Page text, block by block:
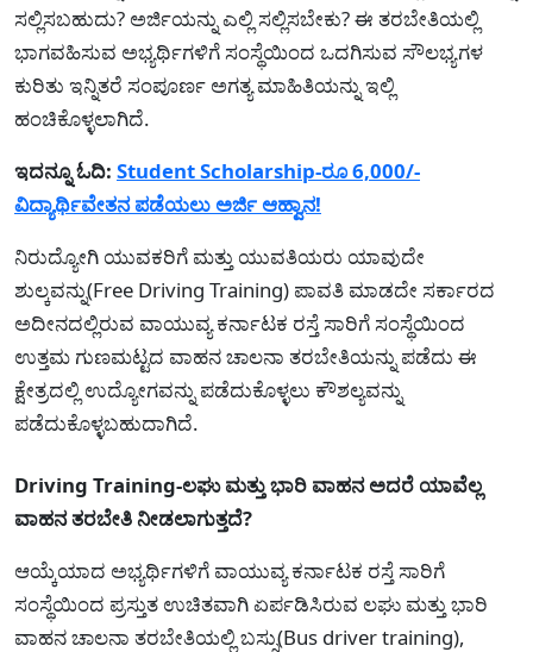
ಸಲ್ಲಿಸಬಹುದು? ಅರ್ಜಿಯನ್ನು ಎಲ್ಲಿ ಸಲ್ಲಿಸಬೇಕು? ಈ ತರಬೇತಿಯಲ್ಲಿ
ಭಾಗವಹಿಸುವ ಅಭ್ಯರ್ಥಿಗಳಿಗೆ ಸಂಸ್ಥೆಯಿಂದ ಒದಗಿಸುವ ಸೌಲಭ್ಯಗಳ
ಕುರಿತು ಇನ್ನಿತರೆ ಸಂಪೂರ್ಣ ಅಗತ್ಯ ಮಾಹಿತಿಯನ್ನು ಇಲ್ಲಿ
ಹಂಚಿಕೊಳ್ಳಲಾಗಿದೆ.
ಇದನ್ನೂ ಓದಿ: Student Scholarship-ರೂ 6,000/-
ವಿದ್ಯಾರ್ಥಿವೇತನ ಪಡೆಯಲು ಅರ್ಜಿ ಆಹ್ವಾನ!
ನಿರುದ್ಯೋಗಿ ಯುವಕರಿಗೆ ಮತ್ತು ಯುವತಿಯರು ಯಾವುದೇ
ಶುಲ್ಕವನ್ನು(Free Driving Training) ಪಾವತಿ ಮಾಡದೇ ಸರ್ಕಾರದ
ಅದೀನದಲ್ಲಿರುವ ವಾಯುವ್ಯ ಕರ್ನಾಟಕ ರಸ್ತೆ ಸಾರಿಗೆ ಸಂಸ್ಥೆಯಿಂದ
ಉತ್ತಮ ಗುಣಮಟ್ಟದ ವಾಹನ ಚಾಲನಾ ತರಬೇತಿಯನ್ನು ಪಡೆದು ಈ
ಕ್ಷೇತ್ರದಲ್ಲಿ ಉದ್ಯೋಗವನ್ನು ಪಡೆದುಕೊಳ್ಳಲು ಕೌಶಲ್ಯವನ್ನು
ಪಡೆದುಕೊಳ್ಳಬಹುದಾಗಿದೆ.
Driving Training-ಲಘು ಮತ್ತು ಭಾರಿ ವಾಹನ ಅದರೆ ಯಾವೆಲ್ಲ
ವಾಹನ ತರಬೇತಿ ನೀಡಲಾಗುತ್ತದೆ?
ಆಯ್ಕೆಯಾದ ಅಭ್ಯರ್ಥಿಗಳಿಗೆ ವಾಯುವ್ಯ ಕರ್ನಾಟಕ ರಸ್ತೆ ಸಾರಿಗೆ
ಸಂಸ್ಥೆಯಿಂದ ಪ್ರಸ್ತುತ ಉಚಿತವಾಗಿ ಏರ್ಪಡಿಸಿರುವ ಲಘು ಮತ್ತು ಭಾರಿ
ವಾಹನ ಚಾಲನಾ ತರಬೇತಿಯಲ್ಲಿ ಬಸ್ಸು(Bus driver training),